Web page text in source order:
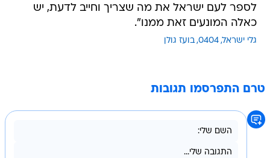
לספר לעם ישראל את מה שצריך וחייב לדעת, יש
כאלה המונעים זאת ממנו".
גלי ישראל 0404 בועז גולן
טרם התפרסמו תגובות